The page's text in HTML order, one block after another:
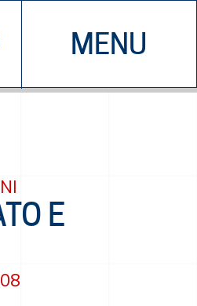
MENU
CHI SIAMO
EDDYBURG
E